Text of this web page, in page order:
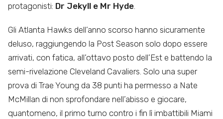
protagonisti: Dr Jekyll e Mr Hyde
Gli Atlanta Hawks dell’anno scorso hanno sicuramente
deluso, raggiungendo la Post Season solo dopo essere
arrivati, con fatica, all’ottavo posto dell’Est e battendo la
semi-rivelazione Cleveland Cavaliers. Solo una super
prova di Trae Young da 38 punti ha permesso a Nate
McMillan di non sprofondare nell’abisso e giocare,
quantomeno, il primo turno contro i fin lì imbattibili Miami